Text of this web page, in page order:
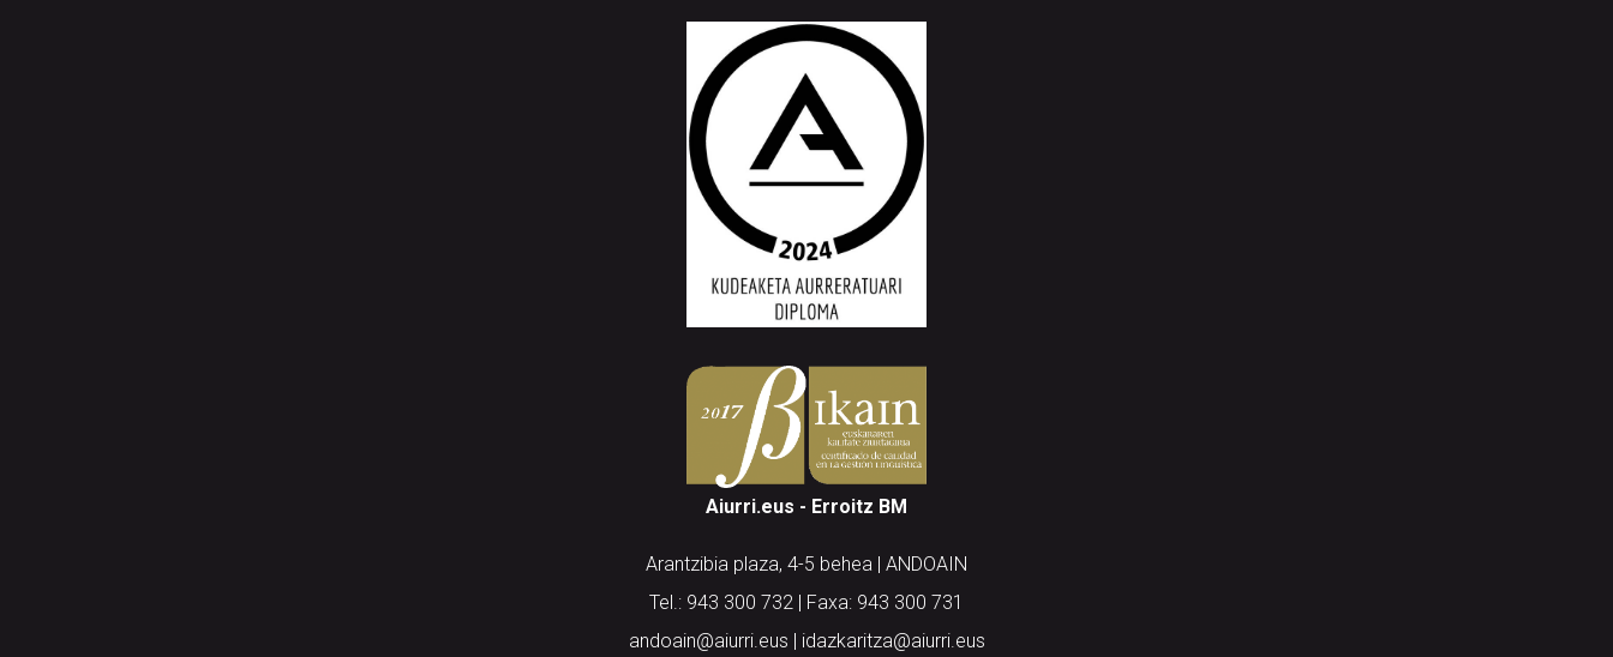
Aiurri.eus - Erroitz BM
Arantzibia plaza, 4-5 behea | ANDOAIN
Tel.: 943 300 732 | Faxa: 943 300 731
andoain@aiurri.eus | idazkaritza@aiurri.eus